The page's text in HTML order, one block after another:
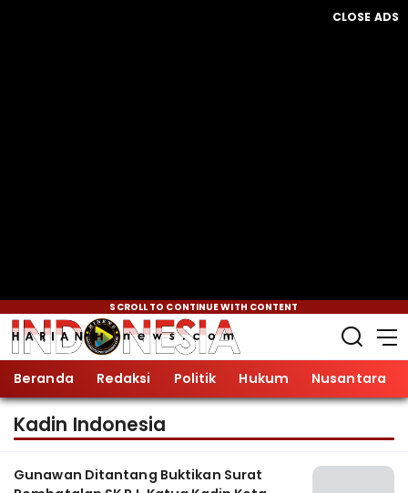
CLOSE ADS
SCROLL TO CONTINUE WITH CONTENT
Beranda Redaksi Politik Hukum Nusantara
Kadin Indonesia
Gunawan Ditantang Buktikan Surat